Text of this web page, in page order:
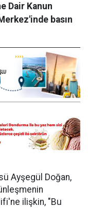
Dair Kanun
basın
Ayşegül Doğan,
ilişkin, "Bu